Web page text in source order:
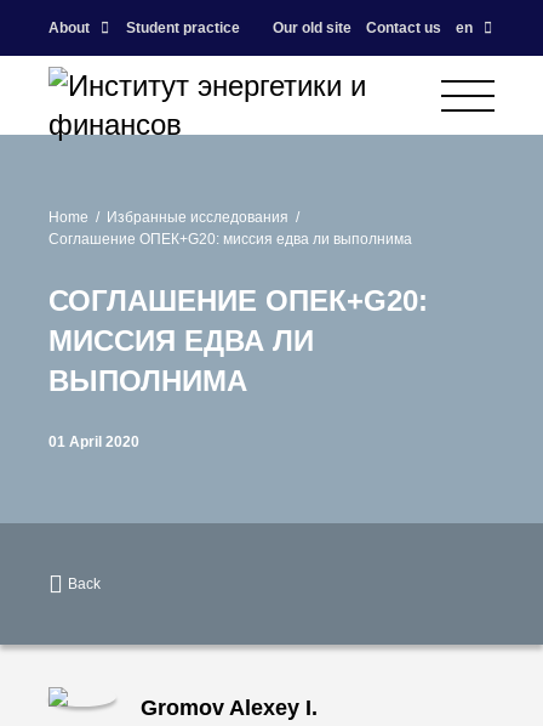
About Student practice Our old site Contact us en
Home
Избранные исследования
Соглашение ОПЕК+G20: миссия едва ли выполнима
СОГЛАШЕНИЕ ОПЕК+G20:
МИССИЯ ЕДВА ЛИ
ВЫПОЛНИМА
01 April 2020
Back
Gromov Alexey I.